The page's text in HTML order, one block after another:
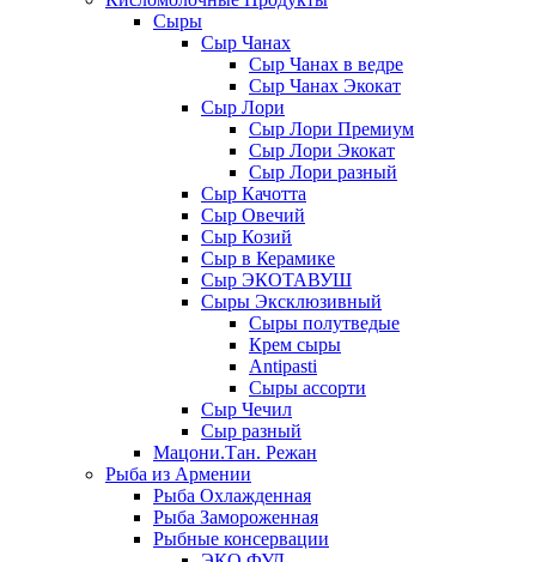
Сыры
Сыр Чанах
Сыр Чанах в ведре
Сыр Чанах Экокат
Сыр Лори
Сыр Лори Премиум
Сыр Лори Экокат
Сыр Лори разный
Сыр Качотта
Сыр Овечий
Сыр Козий
Сыр в Керамике
Сыр ЭКОТАВУШ
Сыры Эксклюзивный
Сыры полутведые
Крем сыры
Antipasti
Сыры ассорти
Сыр Чечил
Сыр разный
Мацони.Тан. Режан
Рыба из Армении
Рыба Охлажденная
Рыба Замороженная
Рыбные консервации